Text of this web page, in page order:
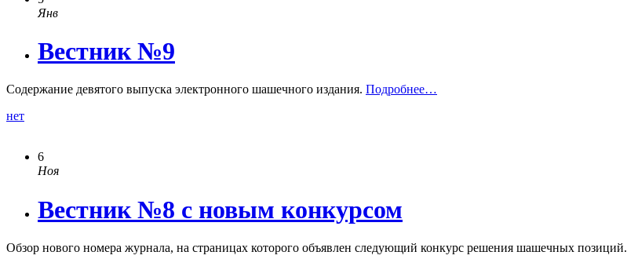
Янв
Вестник №9
Содержание девятого выпуска электронного шашечного издания. Подробнее…
нет
6
Ноя
Вестник №8 с новым конкурсом
Обзор нового номера журнала, на страницах которого объявлен следующий конкурс решения шашечных позиций.